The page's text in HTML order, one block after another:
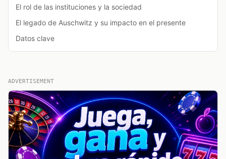
El rol de las instituciones y la sociedad
El legado de Auschwitz y su impacto en el presente
Datos clave
ADVERTISEMENT